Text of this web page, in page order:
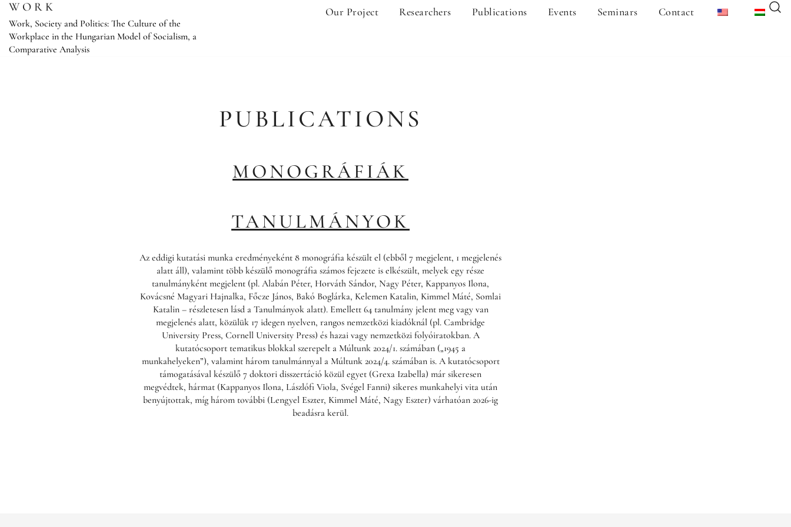
Skip
content
WORK
Work, Society and Politics: The Culture of the
Workplace in the Hungarian Model of Socialism, a
Comparative Analysis
Our Project Researchers Publications Events Seminars Contact
PUBLICATIONS
MONOGRÁFIÁK
TANULMÁNYOK
Az eddigi kutatási munka eredményeként 8 monográfia készült el (ebből 7 megjelent, 1 megjelenés
alatt áll), valamint több készülő monográfia számos fejezete is elkészült, melyek egy része
tanulmányként megjelent (pl. Alabán Péter, Horváth Sándor, Nagy Péter, Kappanyos Ilona,
Kovácsné Magyari Hajnalka, Főcze János, Bakó Boglárka, Kelemen Katalin, Kimmel Máté, Somlai
Katalin – részletesen lásd a Tanulmányok alatt). Emellett 64 tanulmány jelent meg vagy van
megjelenés alatt, közülük 17 idegen nyelven, rangos nemzetközi kiadóknál (pl. Cambridge
University Press, Cornell University Press) és hazai vagy nemzetközi folyóiratokban. A
kutatócsoport tematikus blokkal szerepelt a Múltunk 2024/1. számában („1945 a
munkahelyeken”), valamint három tanulmánnyal a Múltunk 2024/4. számában is. A kutatócsoport
támogatásával készülő 7 doktori disszertáció közül egyet (Grexa Izabella) már sikeresen
megvédtek, hármat (Kappanyos Ilona, Lászlófi Viola, Svégel Fanni) sikeres munkahelyi vita után
benyújtottak, míg három további (Lengyel Eszter, Kimmel Máté, Nagy Eszter) várhatóan 2026-ig
beadásra kerül.